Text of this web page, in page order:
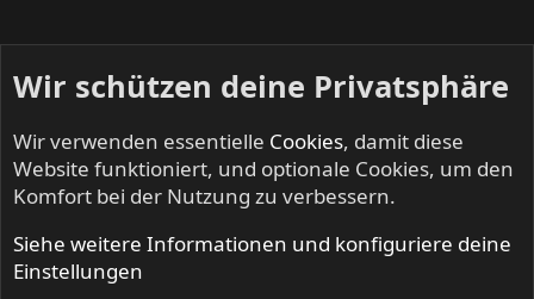
Mitglieder
Wir schützen deine Privatsphäre
Wir verwenden essentielle Cookies, damit diese
Website funktioniert, und optionale Cookies, um den
Komfort bei der Nutzung zu verbessern.
Siehe weitere Informationen und konfiguriere deine
Einstellungen